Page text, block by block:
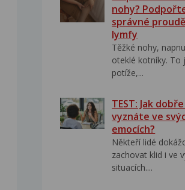
nohy?
správné
lymfy
Těžké nohy,
oteklé kotníky. To
potíže,...
TEST: Jak
vyznáte ve
emocích?
Někteří lidé
zachovat klid i ve
situacích....